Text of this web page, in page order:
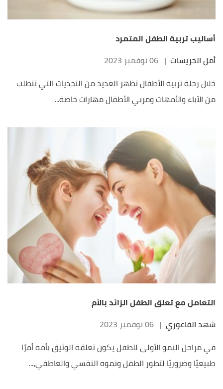
أساليب تربية الطفل المتمرد
أمل الخريسات | 06 نوفمبر 2023
خلال رحلة تربية الأطفال تظهر العديد من التحديات التي تتطلب
من الآباء والأمهات ومربي الأطفال مهارات خاصة...
التعامل مع تعلق الطفل الزائد بالأم
شهد الفاعوري | 06 نوفمبر 2023
في مراحل النمو الأولى للطفل يكون تعلقه الوثيق بأمه أمرًا
طبيعيًا وضروريًا لتطور الطفل ونموه النفسي والعاطفي،...